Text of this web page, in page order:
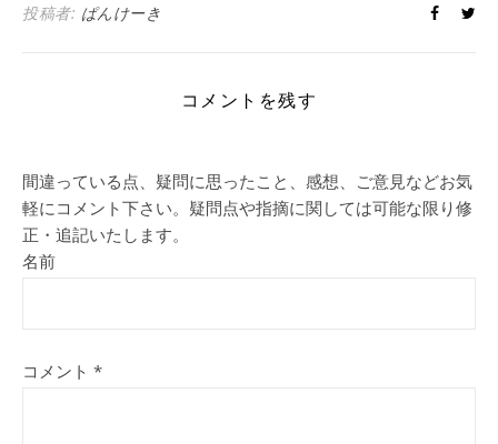
投稿者: ぱんけーき
コメントを残す
間違っている点、疑問に思ったこと、感想、ご意見などお気
軽にコメント下さい。疑問点や指摘に関しては可能な限り修
正・追記いたします。
名前
コメント *